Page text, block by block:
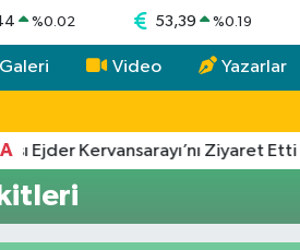
%0.02 53,39 %0.19
Video Yazarlar
Ejder Kervansarayı’nı Ziyaret Etti